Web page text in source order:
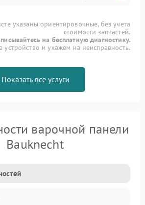
указаны ориентировочные, без учета
стоимости запчастей.
на бесплатную диагностику.
и укажем на неисправность.
Показать все услуги
варочной панели
Bauknecht